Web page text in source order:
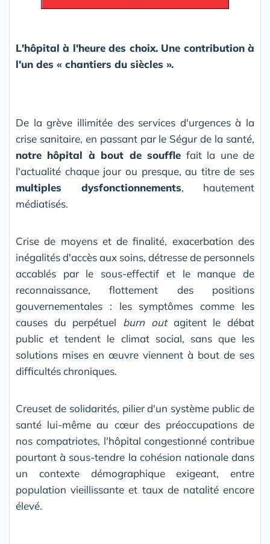
L'hôpital à l'heure des choix. Une contribution à
l'un des « chantiers du siècles ».
De la grève illimitée des services d'urgences à la
crise sanitaire, en passant par le Ségur de la santé,
notre hôpital à bout de souffle fait la une de
l'actualité chaque jour ou presque, au titre de ses
multiples dysfonctionnements, hautement
médiatisés.
Crise de moyens et de finalité, exacerbation des
inégalités d'accès aux soins, détresse de personnels
accablés par le sous-effectif et le manque de
reconnaissance, flot­tement des positions
gouvernementales : les symptômes comme les
causes du perpétuel burn outagitent le débat
public et tendent le climat social, sans que les
solutions mises en œuvre viennent à bout de ses
difficultés chroniques.
Creuset de solidarités, pilier d'un système public de
santé lui-même au cœur des préoccupations de
nos compatriotes, l'hôpital congestionné contribue
pourtant à sous-tendre la cohésion nationale dans
un contexte démographique exigeant, entre
popula­tion vieillissante et taux de natalité encore
élevé.